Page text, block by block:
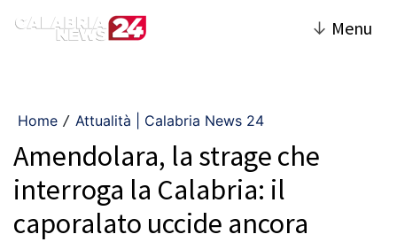
↓ Menu
Home / Attualità | Calabria News 24
Amendolara, la strage che
interroga la Calabria: il
caporalato uccide ancora